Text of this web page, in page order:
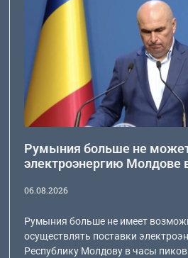
Румыния больше не
электроэнергию Молдове
06.08.2026
Румыния больше не имеет
осуществлять поставки
Республику Молдову в часы